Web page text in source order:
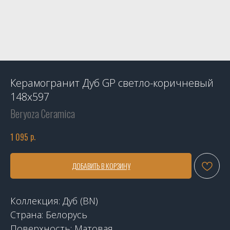
Керамогранит Дуб GP светло-коричневый
148х597
Beryoza Ceramica
1 095 р.
ДОБАВИТЬ В КОРЗИНУ
Коллекция: Дуб (BN)
Страна: Белорусь